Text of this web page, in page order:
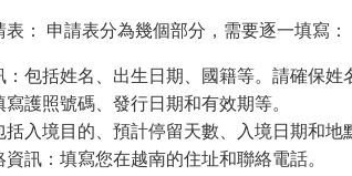
表： 申請表分為幾個部分，需要逐一填寫：
包括姓名、出生日期、國籍等。請確保姓
護照號碼、發行日期和有效期等。
入境目的、預計停留天數、入境日期和地
訊：填寫您在越南的住址和聯絡電話。